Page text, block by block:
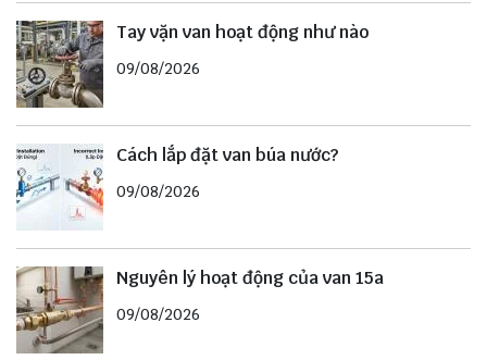
Tay vặn van hoạt động như nào
09/08/2026
Cách lắp đặt van búa nước?
09/08/2026
Nguyên lý hoạt động của van 15a
09/08/2026